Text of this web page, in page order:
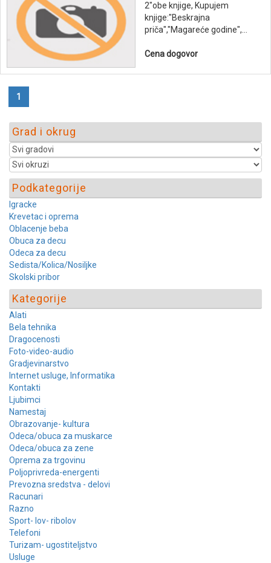
2"obe knjige, Kupujem
knjige:"Beskrajna
priča","Magareće godine",...
Cena dogovor
1
Grad i okrug
Podkategorije
Igracke
Krevetac i oprema
Oblacenje beba
Obuca za decu
Odeca za decu
Sedista/Kolica/Nosiljke
Skolski pribor
Kategorije
Alati
Bela tehnika
Dragocenosti
Foto-video-audio
Gradjevinarstvo
Internet usluge, Informatika
Kontakti
Ljubimci
Namestaj
Obrazovanje- kultura
Odeca/obuca za muskarce
Odeca/obuca za zene
Oprema za trgovinu
Poljoprivreda-energenti
Prevozna sredstva - delovi
Racunari
Razno
Sport- lov- ribolov
Telefoni
Turizam- ugostiteljstvo
Usluge